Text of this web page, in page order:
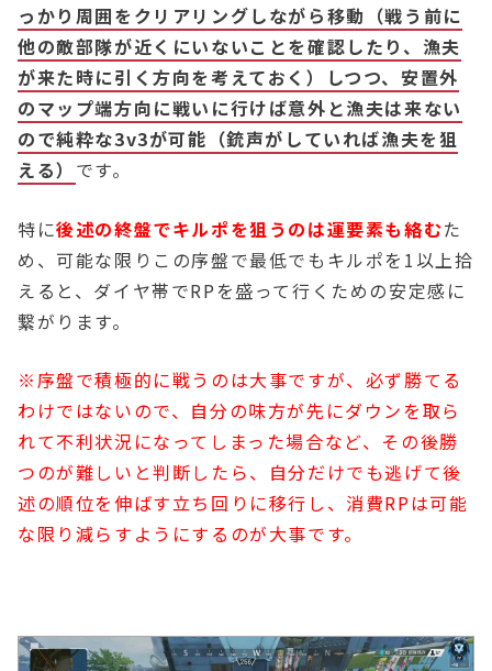
っかり周囲をクリアリングしながら移動（戦う前に
他の敵部隊が近くにいないことを確認したり、漁夫
が来た時に引く方向を考えておく）しつつ、安置外
のマップ端方向に戦いに行けば意外と漁夫は来ない
ので純粋な3v3が可能（銃声がしていれば漁夫を狙
える） です。
特に後述の終盤でキルポを狙うのは運要素も絡むた
め、可能な限りこの序盤で最低でもキルポを1以上拾
えると、ダイヤ帯でRPを盛って行くための安定感に
繋がります。
※序盤で積極的に戦うのは大事ですが、必ず勝てる
わけではないので、自分の味方が先にダウンを取ら
れて不利状況になってしまった場合など、その後勝
つのが難しいと判断したら、自分だけでも逃げて後
述の順位を伸ばす立ち回りに移行し、消費RPは可能
な限り減らすようにするのが大事です。